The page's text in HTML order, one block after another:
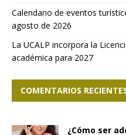
Calendario de eventos
agosto de 2026
La UCALP incorpora la
académica para 2027
COMENTARIOS
¿Cómo ser